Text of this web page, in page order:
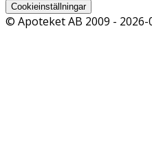
Cookieinställningar
© Apoteket AB 2009 - 2026-